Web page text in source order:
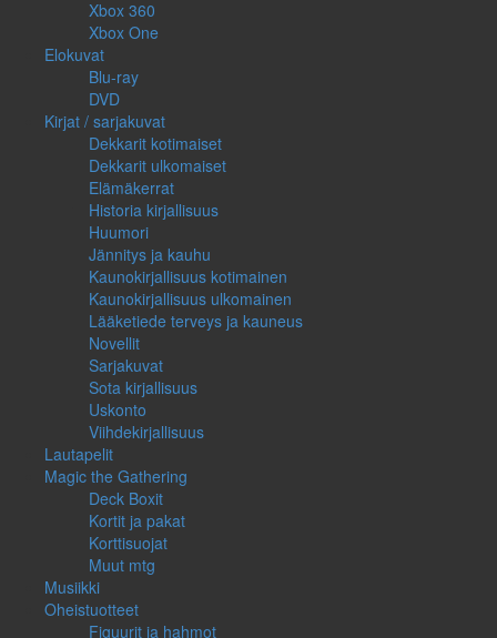
Xbox 360
Xbox One
Elokuvat
Blu-ray
DVD
Kirjat / sarjakuvat
Dekkarit kotimaiset
Dekkarit ulkomaiset
Elämäkerrat
Historia kirjallisuus
Huumori
Jännitys ja kauhu
Kaunokirjallisuus kotimainen
Kaunokirjallisuus ulkomainen
Lääketiede terveys ja kauneus
Novellit
Sarjakuvat
Sota kirjallisuus
Uskonto
Viihdekirjallisuus
Lautapelit
Magic the Gathering
Deck Boxit
Kortit ja pakat
Korttisuojat
Muut mtg
Musiikki
Oheistuotteet
Figuurit ja hahmot